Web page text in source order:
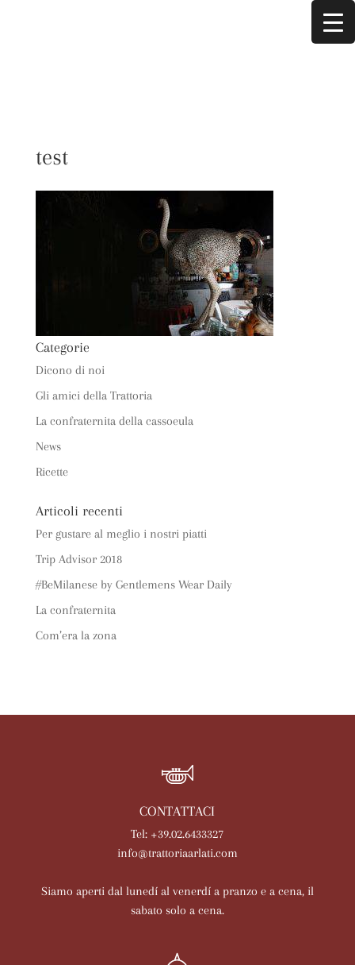
test
Categorie
Dicono di noi
Gli amici della Trattoria
La confraternita della cassoeula
News
Ricette
Articoli recenti
Per gustare al meglio i nostri piatti
Trip Advisor 2018
#BeMilanese by Gentlemens Wear Daily
La confraternita
Com’era la zona
CONTATTACI
Tel: +39.02.6433327
info@trattoriaarlati.com
Siamo aperti dal lunedí al venerdí a pranzo e a cena, il
sabato solo a cena.